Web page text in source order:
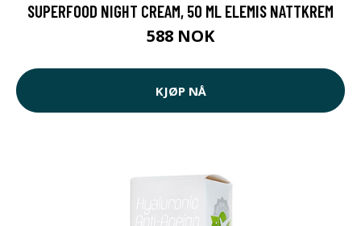
SUPERFOOD NIGHT CREAM, 50 ML ELEMIS NATTKREM
588 NOK
KJØP NÅ